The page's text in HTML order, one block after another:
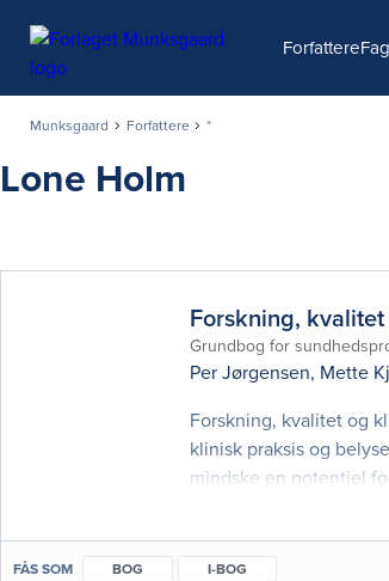
Forfattere
Munksgaard Forfattere *
Lone Holm
Forskning,
Grundbog for
Per Jørgensen, Mette
Forskning, kvalitet og
klinisk praksis og
mindske en potentiel
FÅS SOM BOG I-BOG